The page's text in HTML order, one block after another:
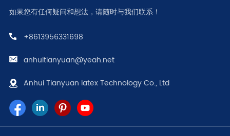
如果您有任何疑问和想法，请随时与我们联系！
+8613956331698
anhuitianyuan@yeah.net
Anhui Tianyuan latex Technology Co., Ltd